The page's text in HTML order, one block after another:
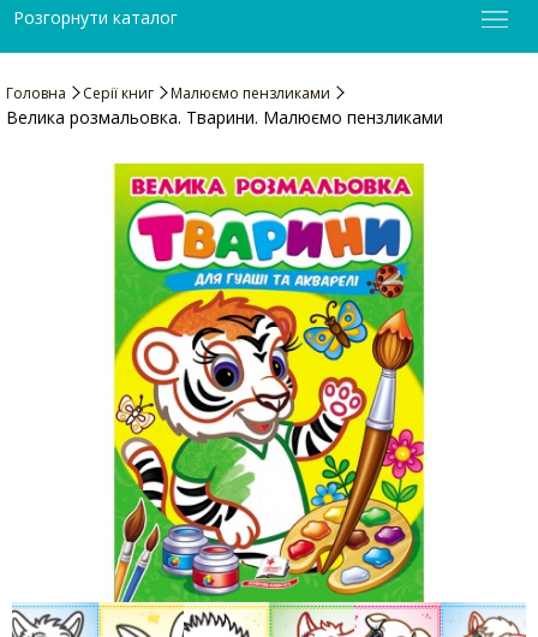
Розгорнути каталог
Головна Серії книг Малюємо пензликами
Велика розмальовка. Тварини. Малюємо пензликами